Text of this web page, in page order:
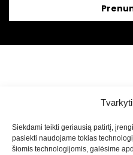
Siekdami teikti geriausią patirtį,
pasiekti naudojame tokias
šiomis technologijomis, galėsime